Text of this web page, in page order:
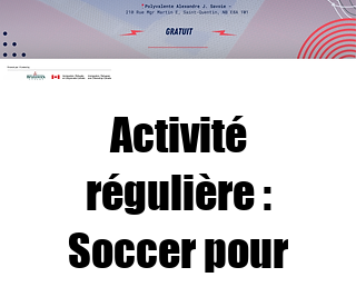
Activité
régulière :
Soccer pour